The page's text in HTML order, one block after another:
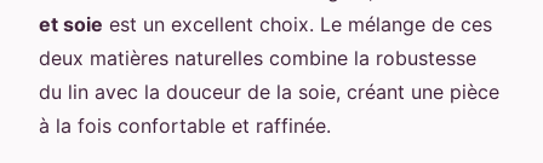
et soie est un excellent choix. Le mélange de ces
deux matières naturelles combine la robustesse
du lin avec la douceur de la soie, créant une pièce
à la fois confortable et raffinée.